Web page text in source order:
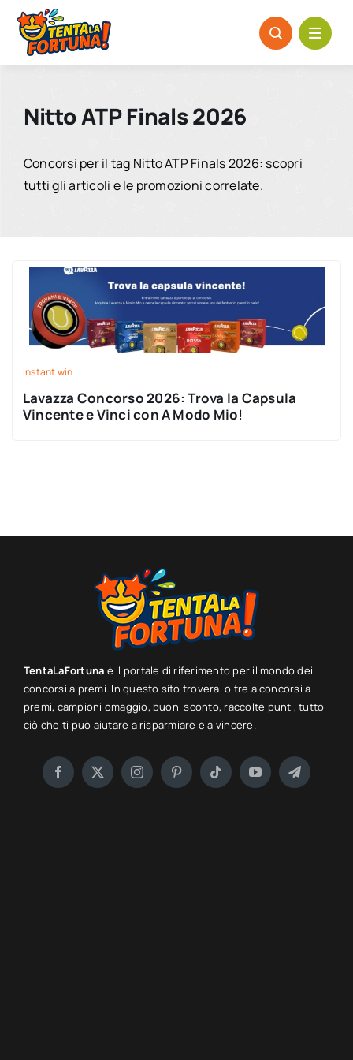
Salta
contenuto
Nitto ATP Finals 2026
Concorsi per il tag Nitto ATP Finals 2026: scopri
tutti gli articoli e le promozioni correlate.
Instant win
Lavazza Concorso 2026: Trova la Capsula
Vincente e Vinci con A Modo Mio!
TentaLaFortuna è il portale di riferimento per il mondo dei
concorsi a premi. In questo sito troverai oltre a concorsi a
premi, campioni omaggio, buoni sconto, raccolte punti, tutto
ciò che ti può aiutare a risparmiare e a vincere.